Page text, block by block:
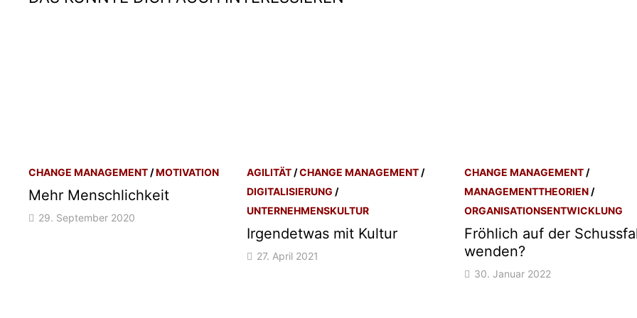
CHANGE MANAGEMENT/MOTIVATION
Mehr Menschlichkeit
29. September 2020
AGILITÄT/CHANGE MANAGEMENT/
DIGITALISIERUNG /
UNTERNEHMENSKULTUR
Irgendetwas mit Kultur
27. April 2021
CHANGE MANAGEMENT/
MANAGEMENTTHEORIEN/
ORGANISATIONSENTWICKLUNG
Fröhlich auf der
wenden?
30. Januar 2022